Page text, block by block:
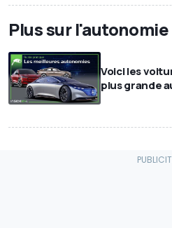
Plus sur l'autonomie
Voici les
plus grande